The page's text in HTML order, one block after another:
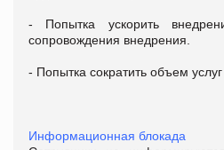
- Попытка ускорить
сопровождения внедрения.
- Попытка сократить объем
Информационная блокада